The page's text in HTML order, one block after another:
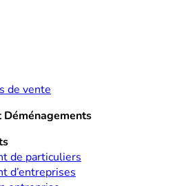
de vente
Déménagements
de particuliers
d’entreprises